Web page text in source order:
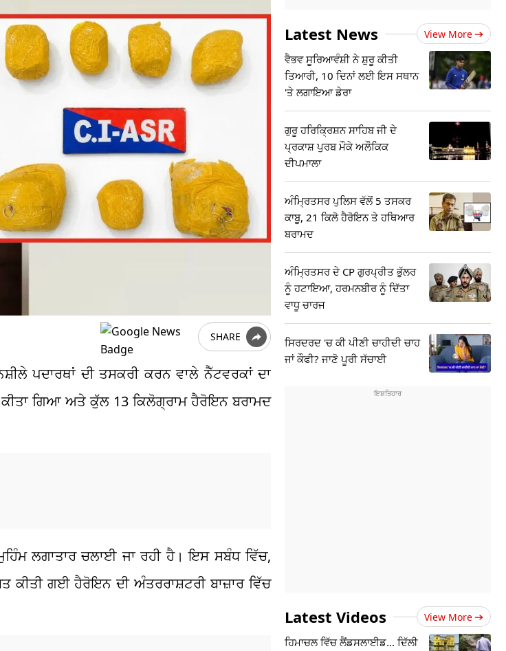
SHARE
ਪਦਾਰਥਾਂ ਦੀ ਤਸਕਰੀ ਕਰਨ ਵਾਲੇ ਨੈੱਟਵਰਕਾਂ ਦਾ
ਗਿਆ ਅਤੇ ਕੁੱਲ 13 ਕਿਲੋਗ੍ਰਾਮ ਹੈਰੋਇਨ ਬਰਾਮਦ
ਲਗਾਤਾਰ ਚਲਾਈ ਜਾ ਰਹੀ ਹੈ। ਇਸ ਸਬੰਧ ਵਿੱਚ,
ਗਈ ਹੈਰੋਇਨ ਦੀ ਅੰਤਰਰਾਸ਼ਟਰੀ ਬਾਜ਼ਾਰ ਵਿੱਚ
Latest News View More
ਵੈਭਵ ਸੂਰਿਆਵੰਸ਼ੀ ਨੇ ਸ਼ੁਰੂ ਕੀਤੀ
ਤਿਆਰੀ, 10 ਦਿਨਾਂ ਲਈ ਇਸ ਸਥਾਨ
'ਤੇ ਲਗਾਇਆ ਡੇਰਾ
ਗੁਰੂ ਹਰਿਕ੍ਰਿਸ਼ਨ ਸਾਹਿਬ ਜੀ ਦੇ
ਪ੍ਰਕਾਸ਼ ਪੁਰਬ ਮੌਕੇ ਅਲੌਕਿਕ
ਦੀਪਮਾਲਾ
ਅੰਮ੍ਰਿਤਸਰ ਪੁਲਿਸ ਵੱਲੋਂ 5 ਤਸਕਰ
ਕਾਬੂ, 21 ਕਿਲੋ ਹੈਰੋਇਨ ਤੇ ਹਥਿਆਰ
ਬਰਾਮਦ
ਅੰਮ੍ਰਿਤਸਰ ਦੇ CP ਗੁਰਪ੍ਰੀਤ ਭੁੱਲਰ
ਨੂੰ ਹਟਾਇਆ, ਹਰਮਨਬੀਰ ਨੂੰ ਦਿੱਤਾ
ਵਾਧੂ ਚਾਰਜ
ਸਿਰਦਰਦ 'ਚ ਕੀ ਪੀਣੀ ਚਾਹੀਦੀ ਚਾਹ
ਜਾਂ ਕੌਫੀ? ਜਾਣੋ ਪੂਰੀ ਸੱਚਾਈ
Latest Videos View More
ਹਿਮਾਚਲ ਵਿੱਚ ਲੈਂਡਸਲਾਈਡ... ਦਿੱਲੀ